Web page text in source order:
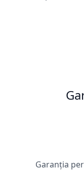
Garanția